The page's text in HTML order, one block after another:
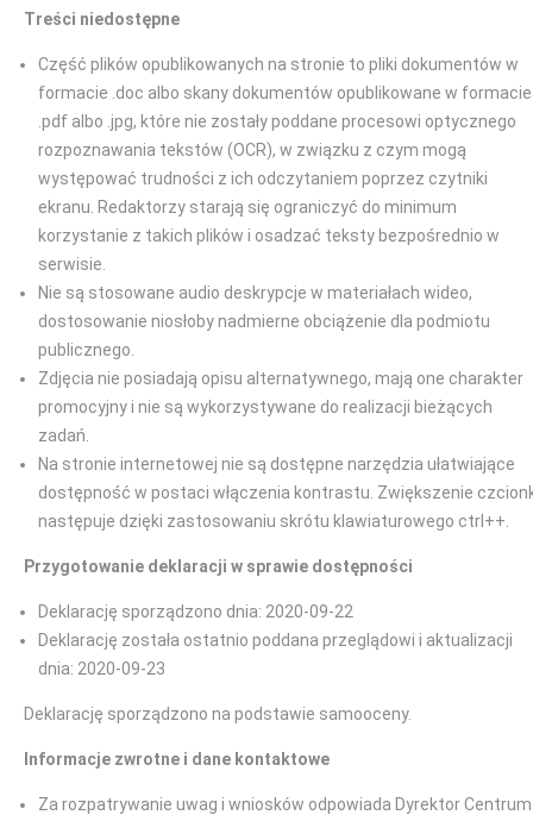
Treści niedostępne
Część plików opublikowanych na stronie to pliki dokumentów w
formacie .doc albo skany dokumentów opublikowane w formacie
.pdf albo .jpg, które nie zostały poddane procesowi optycznego
rozpoznawania tekstów (OCR), w związku z czym mogą
występować trudności z ich odczytaniem poprzez czytniki
ekranu. Redaktorzy starają się ograniczyć do minimum
korzystanie z takich plików i osadzać teksty bezpośrednio w
serwisie.
Nie są stosowane audio deskrypcje w materiałach wideo,
dostosowanie niosłoby nadmierne obciążenie dla podmiotu
publicznego.
Zdjęcia nie posiadają opisu alternatywnego, mają one charakter
promocyjny i nie są wykorzystywane do realizacji bieżących
zadań.
Na stronie internetowej nie są dostępne narzędzia ułatwiające
dostępność w postaci włączenia kontrastu. Zwiększenie
następuje dzięki zastosowaniu skrótu klawiaturowego ctrl++.
Przygotowanie deklaracji w sprawie dostępności
Deklarację sporządzono dnia: 2020-09-22
Deklarację została ostatnio poddana przeglądowi i aktualizacji
dnia: 2020-09-23
Deklarację sporządzono na podstawie samooceny.
Informacje zwrotne i dane kontaktowe
Za rozpatrywanie uwag i wniosków odpowiada Dyrektor Centrum